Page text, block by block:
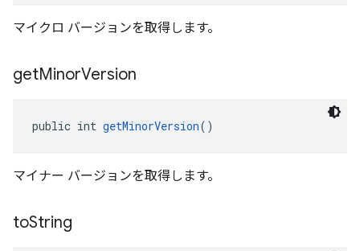
マイクロ バージョンを取得します。
getMinorVersion
public int getMinorVersion()
マイナー バージョンを取得します。
toString